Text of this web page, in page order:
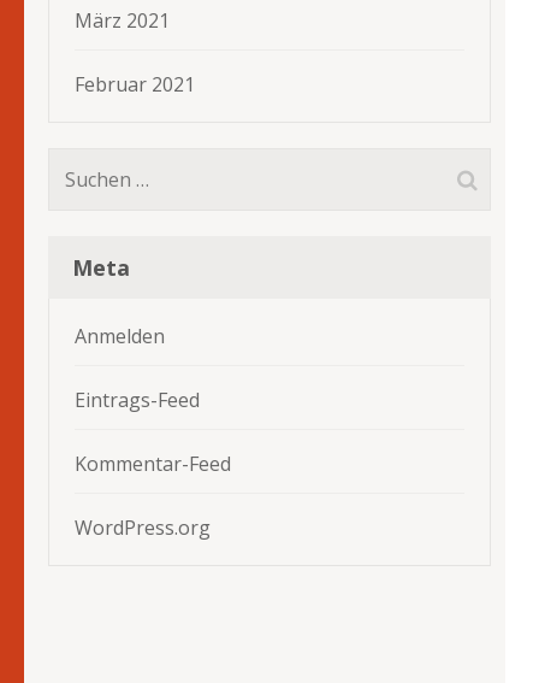
März 2021
Februar 2021
Suchen
Meta
Anmelden
Eintrags-Feed
Kommentar-Feed
WordPress.org